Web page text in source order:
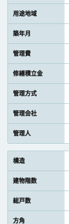
用途地域
築年月
管理費
修繕積立金
管理方式
管理会社
管理人
構造
建物階数
総戸数
方角